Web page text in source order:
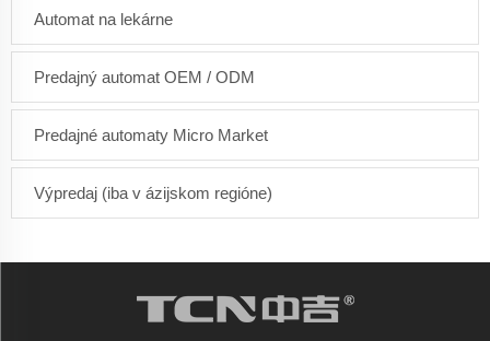
Automat na lekárne
Predajný automat OEM / ODM
Predajné automaty Micro Market
Výpredaj (iba v ázijskom regióne)